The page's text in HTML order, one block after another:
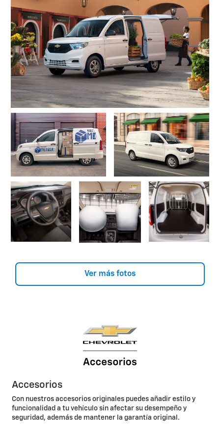
Ver más fotos
Accesorios
Con nuestros accesorios originales puedes añadir estilo y
funcionalidad a tu vehículo sin afectar su desempeño y
seguridad, además de mantener la garantía original.